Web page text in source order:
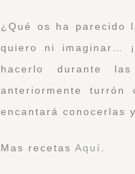
¿Qué os ha parecido
quiero ni imaginar…
hacerlo durante
anteriormente turrón
encantará conocerlas
Mas recetas Aquí